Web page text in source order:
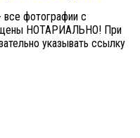
все фотографии с
НОТАРИАЛЬНО! При
указывать ссылку